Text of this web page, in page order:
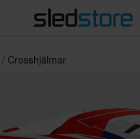
Crosshjälmar